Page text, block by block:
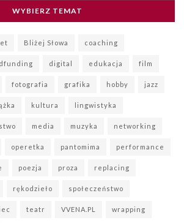
WYBIERZ TEMAT
Bliżej Słowa coaching
digital edukacja film
fotografia grafika hobby jazz
kultura lingwistyka
media muzyka networking
operetka pantomima performance
poezja proza replacing
rękodzieło społeczeństwo
teatr VVENA.PL wrapping